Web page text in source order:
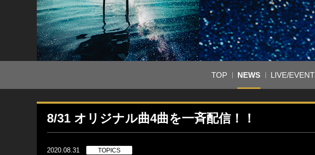
TOP NEWS LIVE/EVENT
8/31 オリジナル曲4曲を一斉配信！！
2020.08.31 TOPICS